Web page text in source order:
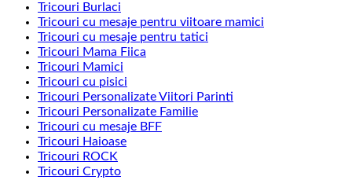
Tricouri Burlaci
Tricouri cu mesaje pentru viitoare mamici
Tricouri cu mesaje pentru tatici
Tricouri Mama Fiica
Tricouri Mamici
Tricouri cu pisici
Tricouri Personalizate Viitori Parinti
Tricouri Personalizate Familie
Tricouri cu mesaje BFF
Tricouri Haioase
Tricouri ROCK
Tricouri Crypto